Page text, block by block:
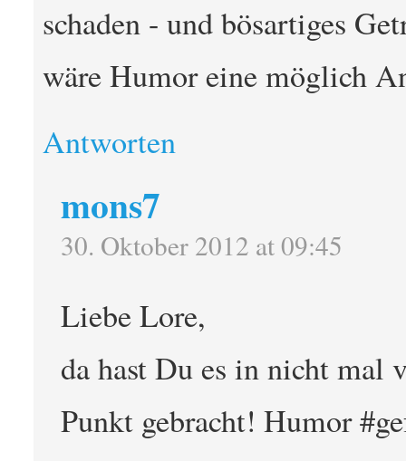
schaden - und bösartiges
wäre Humor eine möglich
Antworten
mons7
30. Oktober 2012 at 09:45
Liebe Lore,
da hast Du es in nicht mal
Punkt gebracht! Humor